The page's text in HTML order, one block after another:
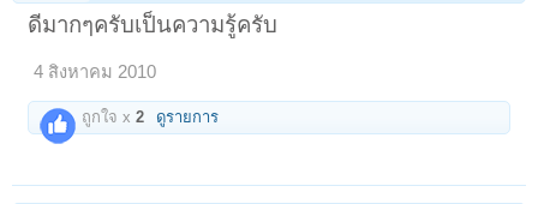
ดีมากๆครับเป็นความรู้ครับ
4 สิงหาคม 2010
ถูกใจ x2 ดูรายการ